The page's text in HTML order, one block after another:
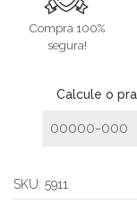
Compra 100%
segura!
Calcule o
SKU: 5911